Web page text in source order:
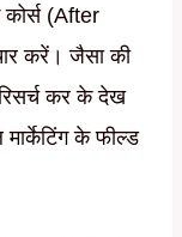
कोर्स (After
करें। जैसा की
कर के देख
के फील्ड